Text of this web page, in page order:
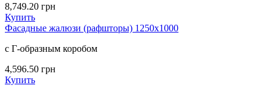
8,749.20 грн
Купить
Фасадные жалюзи (рафшторы) 1250х1000
с Г-образным коробом
4,596.50 грн
Купить